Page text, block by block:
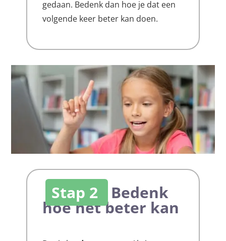
gedaan. Bedenk dan hoe je dat een
volgende keer beter kan doen.
Stap 2 Bedenk
hoe het beter kan